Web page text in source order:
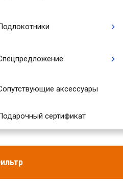
аксессуары
сертификат